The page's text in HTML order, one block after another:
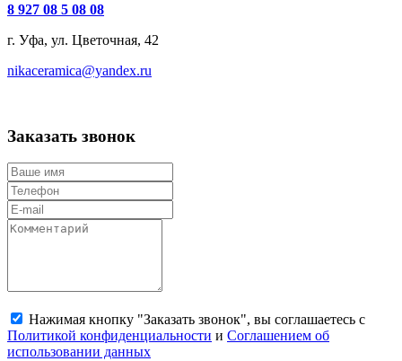
8 927 08 5 08 08
г. Уфа, ул. Цветочная, 42
nikaceramica@yandex.ru
Заказать звонок
Нажимая кнопку "Заказать звонок", вы соглашаетесь с
Политикой конфиденциальности и Соглашением об
использовании данных